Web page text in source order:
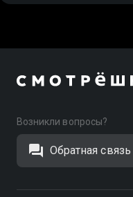
Возникли вопросы?
Обратная связь